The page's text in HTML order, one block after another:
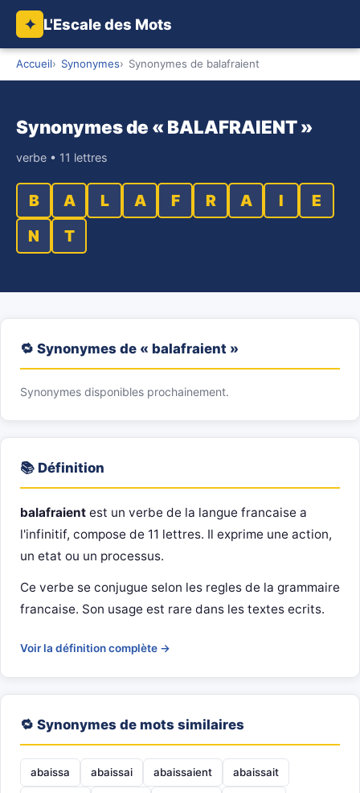
✦ L'Escale des Mots
Accueil Synonymes Synonymes de balafraient
Synonymes de « BALAFRAIENT »
verbe • 11 lettres
B A L A F R A I
E
N
T
🔁 Synonymes de « balafraient »
Synonymes disponibles prochainement.
📚 Définition
balafraient est un verbe de la langue francaise a
l'infinitif, compose de 11 lettres. Il exprime une action,
un etat ou un processus.
Ce verbe se conjugue selon les regles de la grammaire
francaise. Son usage est rare dans les textes ecrits.
Voir la définition complète →
🔁 Synonymes de mots similaires
abaissa abaissai abaissaient abaissait